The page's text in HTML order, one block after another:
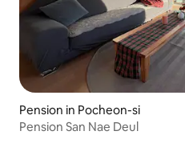
Pension in Pocheon-si
Pension San Nae Deul